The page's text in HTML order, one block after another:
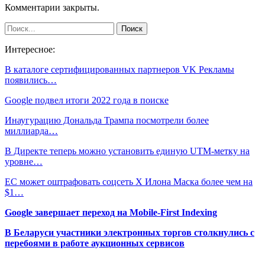
Комментарии закрыты.
Интересное:
В каталоге сертифицированных партнеров VK Рекламы
появились…
Google подвел итоги 2022 года в поиске
Инаугурацию Дональда Трампа посмотрели более
миллиарда…
В Директе теперь можно установить единую UTM-метку на
уровне…
ЕС может оштрафовать соцсеть X Илона Маска более чем на
$1…
Google завершает переход на Mobile-First Indexing
В Беларуси участники электронных торгов столкнулись с
перебоями в работе аукционных сервисов